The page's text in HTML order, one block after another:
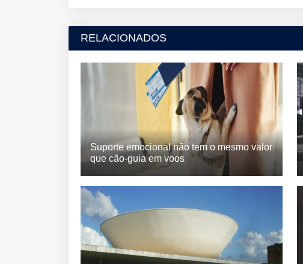
RELACIONADOS
Suporte emocional não tem o mesmo valor
que cão-guia em voos